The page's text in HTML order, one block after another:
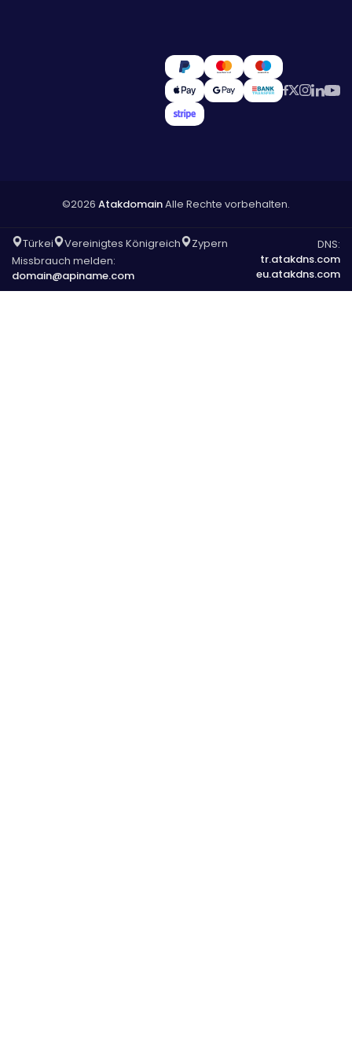
©2026 AtakdomainAlle Rechte vorbehalten.
Türkei Vereinigtes Königreich
Zypern
Missbrauch melden:
domain@apiname.com
DNS:
tr.atakdns.com
eu.atakdns.com